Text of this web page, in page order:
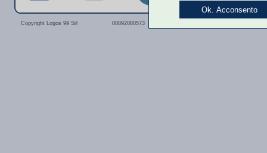
Copyright Logos 99 Srl 00892080573
Ok. Acconsento